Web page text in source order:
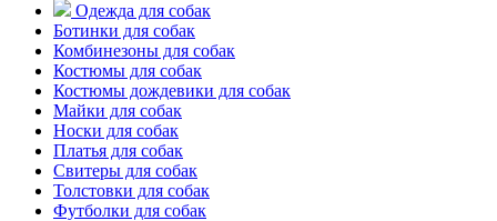
Одежда для собак
Ботинки для собак
Комбинезоны для собак
Костюмы для собак
Костюмы дождевики для собак
Майки для собак
Носки для собак
Платья для собак
Свитеры для собак
Толстовки для собак
Футболки для собак